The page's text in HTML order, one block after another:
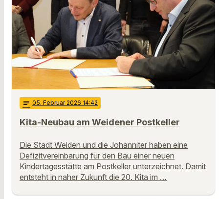
notes 05. Februar 2026 14:42
Kita-Neubau am Weidener Postkeller
Die Stadt Weiden und die Johanniter haben eine
Defizitvereinbarung für den Bau einer neuen
Kindertagesstätte am Postkeller unterzeichnet. Damit
entsteht in naher Zukunft die 20. Kita im …